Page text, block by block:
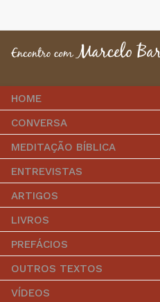
HOME
CONVERSA
MEDITAÇÃO BÍBLICA
ENTREVISTAS
ARTIGOS
LIVROS
PREFÁCIOS
OUTROS TEXTOS
VÍDEOS